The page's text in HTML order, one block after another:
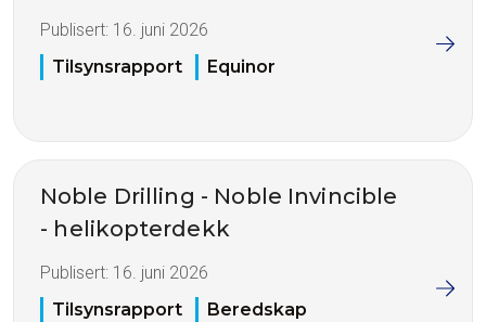
Publisert: 16. juni 2026
Tilsynsrapport
Equinor
Noble Drilling - Noble Invincible
- helikopterdekk
Publisert: 16. juni 2026
Tilsynsrapport
Beredskap